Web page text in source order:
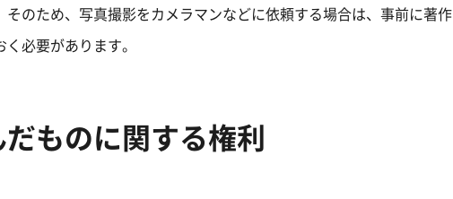
のため、写真撮影をカメラマンなどに依頼する場合は、事前に著作
必要があります。
ものに関する権利